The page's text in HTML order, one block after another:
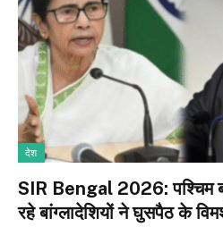
देश
SIR Bengal 2026: पश्चिम
रहे बांग्लादेशियों ने घुसपैठ के